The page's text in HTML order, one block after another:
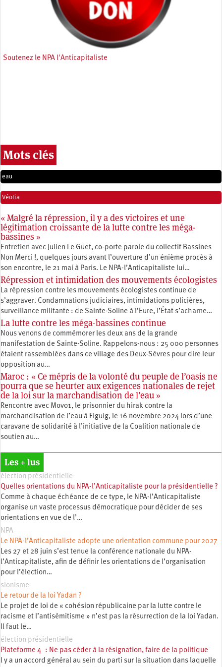
Soutenez le NPA l'Anticapitaliste
Mots clés
eau
Véolia
« Malgré la répression, il y a des victoires et une
légitimation croissante de la lutte contre les méga-
bassines »
Entretien avec Julien Le Guet, co-porte parole du collectif Bassines
Non Merci !, quelques jours avant l’ouverture d’un énième procès à
son encontre, le 21 mai à Paris. Le NPA-l’Anticapitaliste lui…
Répression et intimidation des mouvements écologistes
La répression contre les mouvements écologistes continue de
s’aggraver. Condamnations judiciaires, intimidations policières,
surveillance militante : de Sainte-Soline à l’Eure, l’État s’acharne…
La lutte contre les méga-bassines continue
Nous venons de commémorer les deux ans de la grande
manifestation de Sainte-Soline. Rappelons-nous : 25 000 personnes
étaient rassemblées dans ce village des Deux-Sèvres pour dire leur
opposition au…
Maroc : « Ce mépris de la volonté du peuple de l’oasis ne
pourra que se heurter aux exigences nationales de rejet
de la loi sur la marchandisation de l’eau »
Rencontre avec Movo1, le prisonnier du hirak contre la
marchandisation de l’eau à Figuig, le 16 novembre 2024 lors d’une
caravane de solidarité à l’initiative de la Coalition nationale de
soutien au…
Les + lus
élection présidentielle
Quelles orientations du NPA-l’Anticapitaliste pour la présidentielle ?
Comme à chaque échéance de ce type, le NPA-l’Anticapitaliste
organise un vaste processus démocratique pour décider de ses
orientations en vue de l’…
NPA
Le NPA-l’Anticapitaliste adopte une orientation commune pour 2027
Les 27 et 28 juin s’est tenue la conférence nationale du NPA-
l’Anticapitaliste, afin de définir les orientations de l’organisation
pour l’élection…
sionisme
Le retour de la loi Yadan ?
Le projet de loi de « cohésion républicaine par la lutte contre le
racisme et l’antisémitisme » n’est pas la résurrection de la loi Yadan.
Il faut le…
élection présidentielle
Plateforme 4 : Ne pas céder à la résignation, faire de la politique
l y a un accord général au sein du parti sur la situation dans laquelle